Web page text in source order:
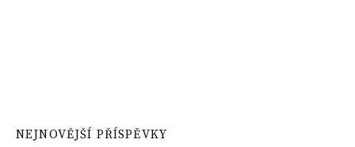
NEJNOVĚJŠÍ PŘÍSPĚVKY